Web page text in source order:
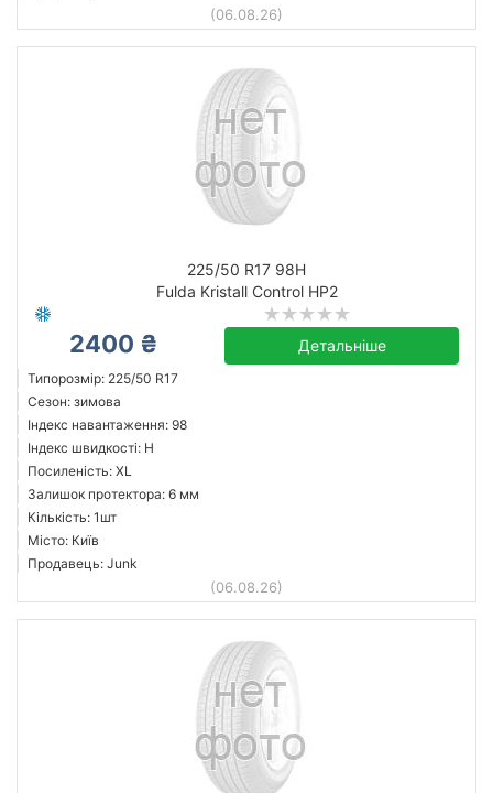
(06.08.26)
225/50 R17 98H
Fulda Kristall Control HP2
2400 ₴ Детальніше
Типорозмір: 225/50 R17
Сезон: зимова
Індекс навантаження: 98
Індекс швидкості: H
Посиленість: XL
Залишок протектора: 6 мм
Кількість: 1шт
Місто: Київ
Продавець: Junk
(06.08.26)